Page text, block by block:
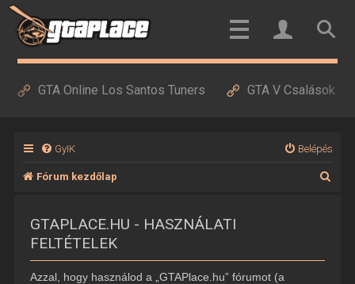
GTA Online Los Santos Tuners GTA V Csalások
GyIK Belépés
Fórum kezdőlap
GTAPLACE.HU - HASZNÁLATI
FELTÉTELEK
Azzal, hogy használod a „GTAPlace.hu” fórumot (a